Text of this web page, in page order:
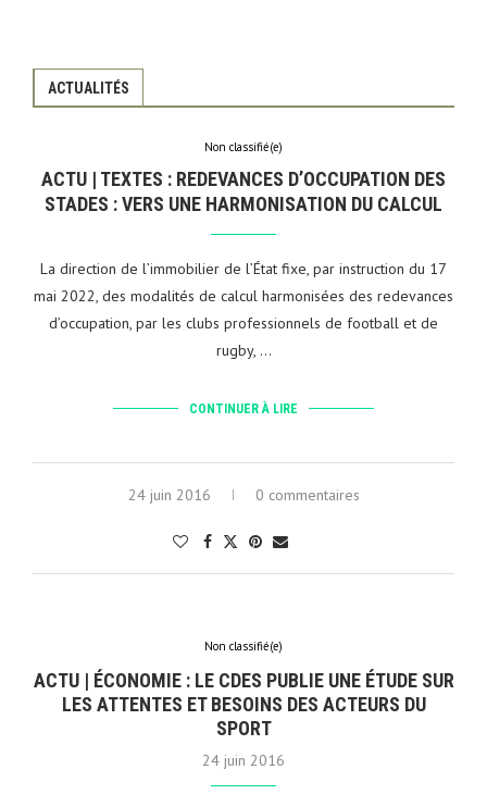
ACTUALITÉS
Non classifié(e)
ACTU | TEXTES : REDEVANCES D’OCCUPATION DES
STADES : VERS UNE HARMONISATION DU CALCUL
La direction de l’immobilier de l’État fixe, par instruction du 17
mai 2022, des modalités de calcul harmonisées des redevances
d’occupation, par les clubs professionnels de football et de
rugby, …
CONTINUER À LIRE
24 juin 2016 0 commentaires
Non classifié(e)
ACTU | ÉCONOMIE : LE CDES PUBLIE UNE ÉTUDE SUR
LES ATTENTES ET BESOINS DES ACTEURS DU
SPORT
24 juin 2016